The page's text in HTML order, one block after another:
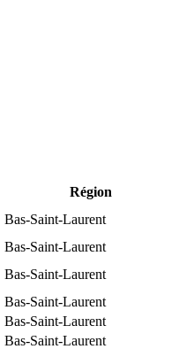
Région
Bas-Saint-Laurent
Bas-Saint-Laurent
Bas-Saint-Laurent
Bas-Saint-Laurent
Bas-Saint-Laurent
Bas-Saint-Laurent